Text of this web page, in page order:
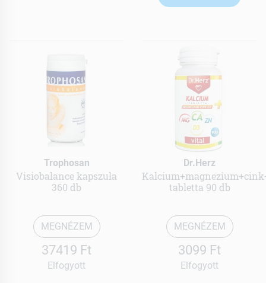
Trophosan
Visiobalance kapszula
360 db
MEGNÉZEM
37419 Ft
Elfogyott
Dr.Herz
tabletta 90 db
MEGNÉZEM
3099 Ft
Elfogyott